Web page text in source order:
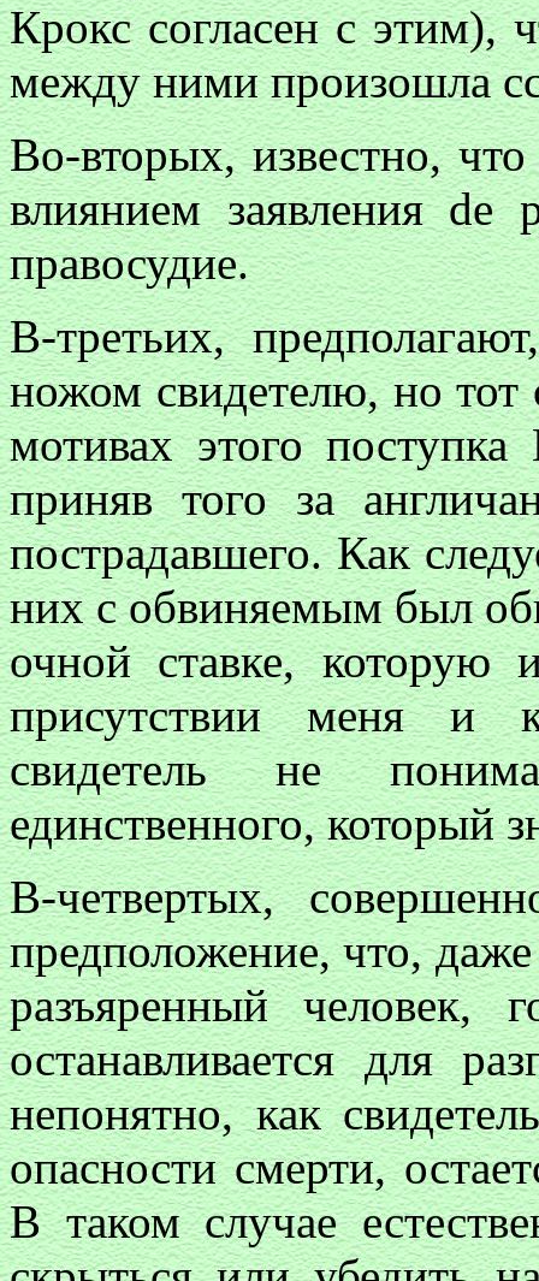
Крокс согласен с этим),
между ними произошла
Во-вторых, известно, что
влиянием заявления
правосудие.
В-третьих,
ножом свидетелю, но тот
мотивах этого
приняв того за
пострадавшего. Как
них с обвиняемым был
очной ставке,
присутствии меня и
свидетель не
единственного, который
В-четвертых,
предположение, что,
разъяренный человек,
останавливается для
непонятно, как
опасности смерти,
В таком случае